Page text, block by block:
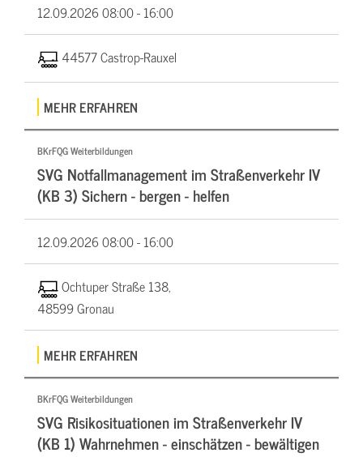
12.09.202608:00 - 16:00
44577 Castrop-Rauxel
MEHR ERFAHREN
BKrFQG Weiterbildungen
SVG Notfallmanagement im Straßenverkehr IV
(KB 3) Sichern - bergen - helfen
12.09.202608:00 - 16:00
Ochtuper Straße 138,
48599 Gronau
MEHR ERFAHREN
BKrFQG Weiterbildungen
SVG Risikosituationen im Straßenverkehr IV
(KB 1) Wahrnehmen - einschätzen - bewältigen